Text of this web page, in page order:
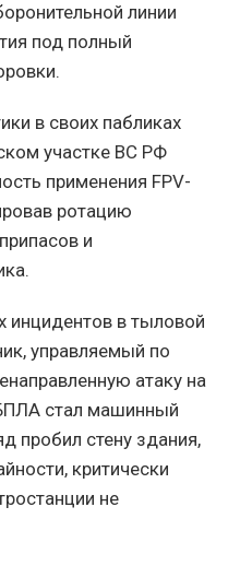
линии
под полный
в своих пабликах
участке ВС РФ
применения FPV-
ротацию
и
инцидентов в тыловой
управляемый по
атаку на
стал машинный
пробил стену здания,
критически
не